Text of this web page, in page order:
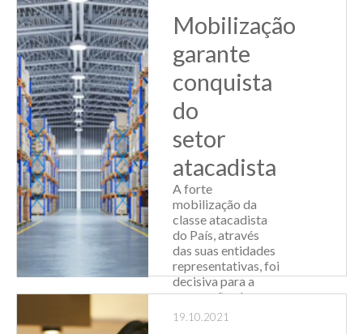
Sebastião Melo,
que falará sobre as
ações já realizadas
e também sobre as
ações futuras de
seu mandato. O
evento s...
Leia Mais
Mobilização
garante
conquista
do
setor
atacadista
A forte
mobilização da
classe atacadista
do País, através
das suas entidades
representativas, foi
decisiva para a
aprovação, do
Projeto de Lei
19.10.2021